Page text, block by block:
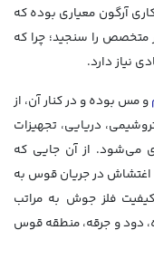
آرگون معیاری بوده که
را سنجید؛ چرا که
نیاز دارد.
و مس بوده و در کنار آن، از
دریایی، تجهیزات
می‌شود. از آن جایی که
اغتشاش در جریان قوس به
فلز جوش به مراتب
دود و جرقه، منطقه قوس